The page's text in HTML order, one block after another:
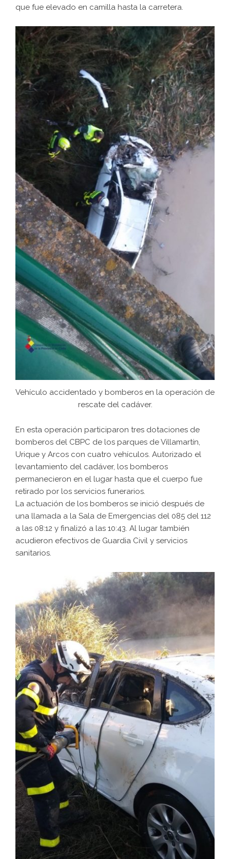
que fue elevado en camilla hasta la carretera.
Vehículo accidentado y bomberos en la operación de
rescate del cadáver.
En esta operación participaron tres dotaciones de
bomberos del CBPC de los parques de Villamartín,
Urique y Arcos con cuatro vehículos. Autorizado el
levantamiento del cadáver, los bomberos
permanecieron en el lugar hasta que el cuerpo fue
retirado por los servicios funerarios.
La actuación de los bomberos se inició después de
una llamada a la Sala de Emergencias del 085 del 112
a las 08:12 y finalizó a las 10:43. Al lugar también
acudieron efectivos de Guardia Civil y servicios
sanitarios.